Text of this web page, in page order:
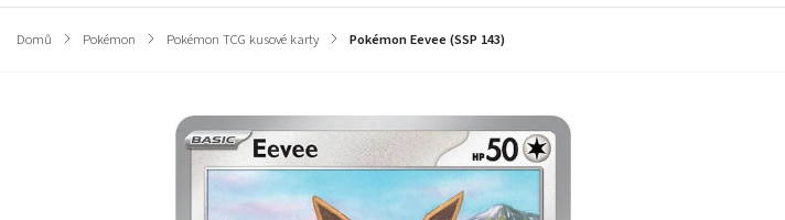
Domů / Pokémon / Pokémon TCG kusové karty / Pokémon Eevee (SSP 143)